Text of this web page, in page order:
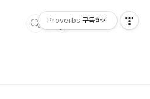
Proverbs 구독하기